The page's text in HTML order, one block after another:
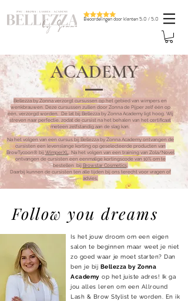
Beoordelingen door klanten 5.0 / 5.0
ACADEMY
Bellezza by Zonna verzorgt cursussen op het gebied van wimpers en
wenkbrauwen. Deze cursussen zullen door Zonna de Pijper zelf één op
één, verzorgd worden. De lat bij Bellezza by Zonna Academy ligt hoog. Wij
streven naar perfectie, zodat de cursist na het behalen van het certificaat
meteen zelfstandig aan de slag kan.
Na het volgen van een cursus bij Bellezza by Zonna Academy ontvangen de
cursisten een levenslange korting op geselecteerde producten van
BrowTycoon® bij WimperXL
. Na het volgen van een training van Zola/Novel
ontvangen de cursisten een eenmalige kortingscode van 10% om te
bestellen bij Browstar Cosmetics.
Daarbij kunnen de cursisten ten alle tijden bij ons terecht voor vragen of
advies.
Follow you dreams
Is het jouw droom om een eigen
salon te beginnen maar weet je niet
zo goed waar je moet starten? Dan
ben je bij Bellezza by Zonna
Academy op het juiste adres! Ik ga
jou alles leren om een Allround
Lash & Brow Stylist te worden. En ik